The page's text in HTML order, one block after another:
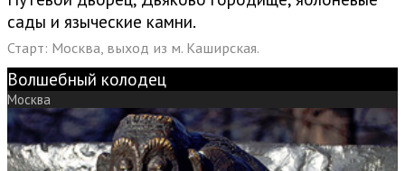
сады и языческие камни.
Старт: Москва, выход из м. Каширская.
Волшебный колодец
Москва